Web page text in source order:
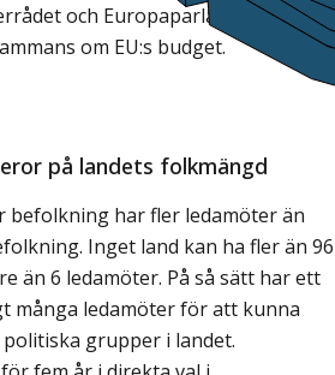
och Europaparlamentet
om EU:s budget.
på landets folkmängd
befolkning har fler ledamöter än
Inget land kan ha fler än 96
än 6 ledamöter. På så sätt har ett
många ledamöter för att kunna
grupper i landet.